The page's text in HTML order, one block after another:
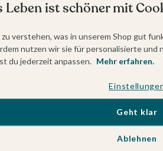
Leben ist schöner mit
zu verstehen, was in unserem Shop gut
nutzen wir sie für personalisierte
du jederzeit anpassen. Mehr erfahren.
Ablehnen
Geht klar